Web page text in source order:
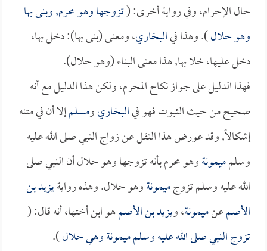
حال الإحرام، وفي رواية أخرى: (تزوجها وهو محرم, وبنى بها
وهو حلال). وهذا فيالبخاري، ومعنى (بنى بها): دخل بها،
دخل عليها، خلا بها, هذا معنى البناء (وهو حلال).
فهذا الدليل على جواز نكاح المحرم، ولكن هذا الدليل مع أنه
صحيح من حيث الثبوت فهو فيالبخاريومسلمإلا أن في متنه
إشكالاً, وقد عورض هذا النقل عن زواج النبي صلى الله عليه
وسلمميمونةوهو محرم بأنه تزوجها وهو حلال أن النبي صلى
الله عليه وسلم تزوجميمونةوهو حلال. وهذه روايةيزيد بن
الأصمعنميمونة، ويزيد بن الأصمهو ابن أختها، أنه قال: (
تزوج النبي صلى الله عليه وسلمميمونةوهي حلال).